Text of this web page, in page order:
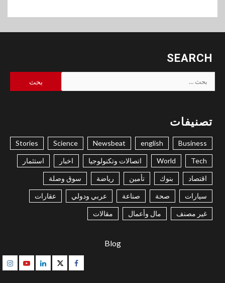
SEARCH
البحث
عن:
تصنيفات
Business
english
Newsbeat
Science
Stories
Tech
World اتصالات وتكنولوجيا اخبار استثمار
اقتصاد بنوك تأمين رياضة سوق وصلة
سيارات صحة صناعة عربي ودولي عقارات
غير مصنف مال وأعمال مقالات
Blog
Facebook
Twitter
Linkedin
Youtube